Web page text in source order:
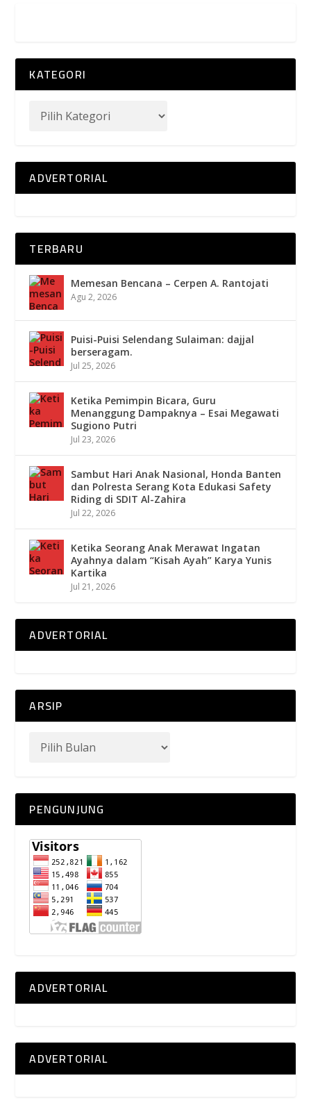
KATEGORI
ADVERTORIAL
TERBARU
Memesan Bencana – Cerpen A. Rantojati
Agu 2, 2026
Puisi-Puisi Selendang Sulaiman: dajjal
berseragam.
Jul 25, 2026
Ketika Pemimpin Bicara, Guru
Menanggung Dampaknya – Esai Megawati
Sugiono Putri
Jul 23, 2026
Sambut Hari Anak Nasional, Honda Banten
dan Polresta Serang Kota Edukasi Safety
Riding di SDIT Al-Zahira
Jul 22, 2026
Ketika Seorang Anak Merawat Ingatan
Ayahnya dalam “Kisah Ayah” Karya Yunis
Kartika
Jul 21, 2026
ADVERTORIAL
ARSIP
PENGUNJUNG
ADVERTORIAL
ADVERTORIAL